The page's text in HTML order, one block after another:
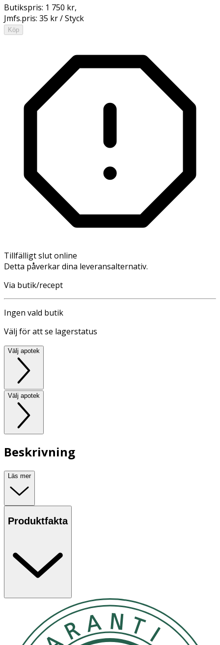
Butikspris: 1 750 kr,
Jmfs.pris: 35 kr / Styck
Köp
Tillfälligt slut online
Detta påverkar dina leveransalternativ.
Via butik/recept
Ingen vald butik
Välj för att se lagerstatus
Välj apotek
Välj apotek
Beskrivning
Läs mer
Produktfakta